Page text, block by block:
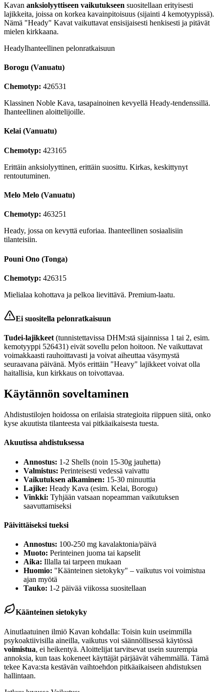
Kavan anksiolyyttiseen vaikutukseen suositellaan erityisesti
lajikkeita, joissa on korkea kavainpitoisuus (sijainti 4 kemotyypissä).
Nämä "Heady" Kavat vaikuttavat ensisijaisesti henkisesti ja pitävät
mielen kirkkaana.
HeadyIhanteellinen pelonratkaisuun
Borogu (Vanuatu)
Chemotyp: 426531
Klassinen Noble Kava, tasapainoinen kevyellä Heady-tendenssillä.
Ihanteellinen aloittelijoille.
Kelai (Vanuatu)
Chemotyp: 423165
Erittäin anksiolyyttinen, erittäin suosittu. Kirkas, keskittynyt
rentoutuminen.
Melo Melo (Vanuatu)
Chemotyp: 463251
Heady, jossa on kevyttä euforiaa. Ihanteellinen sosiaalisiin
tilanteisiin.
Pouni Ono (Tonga)
Chemotyp: 426315
Mielialaa kohottava ja pelkoa lievittävä. Premium-laatu.
Ei suositella pelonratkaisuun
Tudei-lajikkeet (tunnistettavissa DHM:stä sijainnissa 1 tai 2, esim.
kemotyyppi 526431) eivät sovellu pelon hoitoon. Ne vaikuttavat
voimakkaasti rauhoittavasti ja voivat aiheuttaa väsymystä
seuraavana päivänä. Myös erittäin "Heavy" lajikkeet voivat olla
haitallisia, kun kirkkaus on toivottavaa.
Käytännön soveltaminen
Ahdistustilojen hoidossa on erilaisia strategioita riippuen siitä, onko
kyse akuutista tilanteesta vai pitkäaikaisesta tuesta.
Akuutissa ahdistuksessa
Annostus: 1-2 Shells (noin 15-30g jauhetta)
Valmistus: Perinteisesti vedessä vaivattu
Vaikutuksen alkaminen: 15-30 minuuttia
Lajike: Heady Kava (esim. Kelai, Borogu)
Vinkki: Tyhjään vatsaan nopeamman vaikutuksen
saavuttamiseksi
Päivittäiseksi tueksi
Annostus: 100-250 mg kavalaktonia/päivä
Muoto: Perinteinen juoma tai kapselit
Aika: Illalla tai tarpeen mukaan
Huomio: "Käänteinen sietokyky" – vaikutus voi voimistua
ajan myötä
Tauko: 1-2 päivää viikossa suositellaan
Käänteinen sietokyky
Ainutlaatuinen ilmiö Kavan kohdalla: Toisin kuin useimmilla
psykoaktiivisilla aineilla, vaikutus voi säännöllisessä käytössä
voimistua, ei heikentyä. Aloittelijat tarvitsevat usein suurempia
annoksia, kun taas kokeneet käyttäjät pärjäävät vähemmällä. Tämä
tekee Kava:sta kestävän vaihtoehdon pitkäaikaiseen ahdistuksen
hallintaan.